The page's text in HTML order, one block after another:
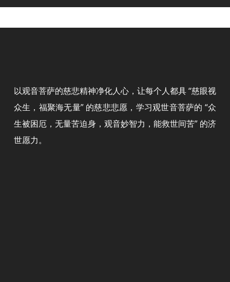
以观音菩萨的慈悲精神净化人心，让每个人都具 “慈眼视
众生，福聚海无量” 的慈悲悲愿，学习观世音菩萨的 “众
生被困厄，无量苦迫身，观音妙智力，能救世间苦” 的济
世愿力。